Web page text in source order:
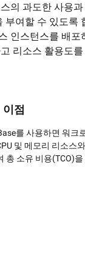
의 과도한 사용
부여할 수 있도록
인스턴스를 배
리소스 활용도
점
를 사용하면 워크
및 메모리 리소스
총 소유 비용(TCO)
대규모 멀티모달 모델의
할 수 있습니다.
디오 생성 모델
춤 설정하여 고유한 요구
있습니다.